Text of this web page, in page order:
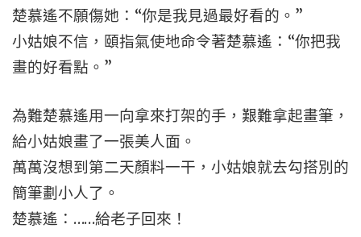
楚慕遙不願傷她：“你是我見過最好看的。”
小姑娘不信，頤指氣使地命令著楚慕遙：“你把我
畫的好看點。”
為難楚慕遙用一向拿來打架的手，艱難拿起畫筆，
給小姑娘畫了一張美人面。
萬萬沒想到第二天顏料一干，小姑娘就去勾搭別的
簡筆劃小人了。
楚慕遙：……給老子回來！